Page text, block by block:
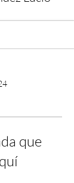
que